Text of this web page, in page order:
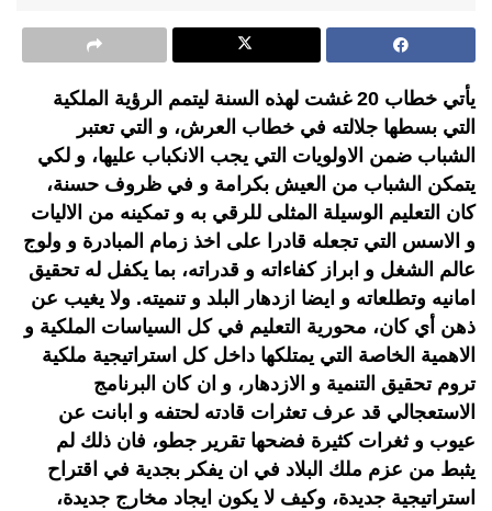
يأتي خطاب 20 غشت لهذه السنة ليتمم الرؤية الملكية
التي بسطها جلالته في خطاب العرش، و التي تعتبر
الشباب ضمن الاولويات التي يجب الانكباب عليها، و لكي
يتمكن الشباب من العيش بكرامة و في ظروف حسنة،
كان التعليم الوسيلة المثلى للرقي به و تمكينه من الاليات
و الاسس التي تجعله قادرا على اخذ زمام المبادرة و ولوج
عالم الشغل و ابراز كفاءاته و قدراته، بما يكفل له تحقيق
امانيه وتطلعاته و ايضا ازدهار البلد و تنميته. ولا يغيب عن
ذهن أي كان، محورية التعليم في كل السياسات الملكية و
الاهمية الخاصة التي يمتلكها داخل كل استراتيجية ملكية
تروم تحقيق التنمية و الازدهار، و ان كان البرنامج
الاستعجالي قد عرف تعثرات قادته لحتفه و ابانت عن
عيوب و ثغرات كثيرة فضحها تقرير جطو، فان ذلك لم
يثبط من عزم ملك البلاد في ان يفكر بجدية في اقتراح
استراتيجية جديدة، وكيف لا يكون ايجاد مخارج جديدة،